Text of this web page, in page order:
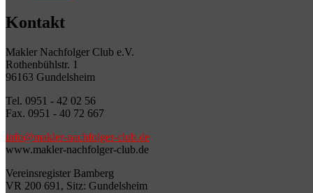
Kontakt
Makler Nachfolger Club e.V.
Rothenbühlstr. 1
96163 Gundelsheim
Tel. 0951 - 42 02 56
Fax. 0951 - 40 72 667
info@makler-nachfolger-club.de
www.makler-nachfolger-club.de
Vereinsregister Bamberg
VR 200 691, Sitz: Gundelsheim